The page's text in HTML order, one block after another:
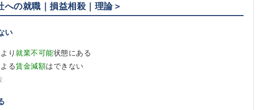
の就職｜損益相殺｜理論＞
い
り就業不可能状態にある
る賃金減額はできない